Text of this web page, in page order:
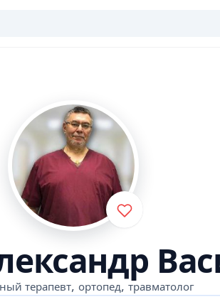
терапевт, ортопед, травматолог